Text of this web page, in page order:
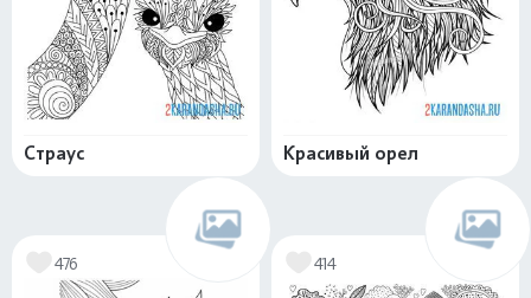
Страус Красивый орел
476 414